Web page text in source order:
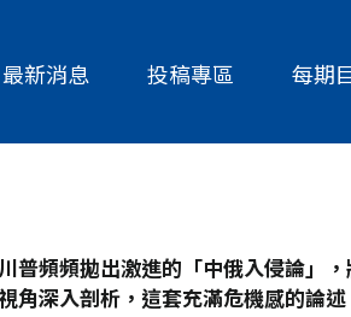
最新消息 投稿專區 每期
頻頻拋出激進的「中俄入侵論」
深入剖析，這套充滿危機感的論